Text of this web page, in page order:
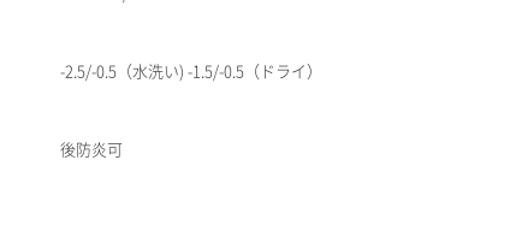
-2.5/-0.5（水洗い) -1.5/-0.5（ドライ）
後防炎可